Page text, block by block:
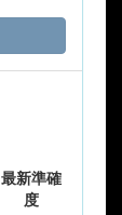
最新準確
度